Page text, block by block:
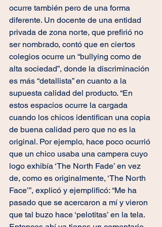
ocurre también pero de una forma
diferente. Un docente de una entidad
privada de zona norte, que prefirió no
ser nombrado, contó que en ciertos
colegios ocurre un “bullying como de
alta sociedad”, donde la discriminación
es más “detallista” en cuanto a la
supuesta calidad del producto. “En
estos espacios ocurre la cargada
cuando los chicos identifican una copia
de buena calidad pero que no es la
original. Por ejemplo, hace poco ocurrió
que un chico usaba una campera cuyo
logo exhibía ‘The North Fade’ en vez
de, como es originalmente, ‘The North
Face’”, explicó y ejemplificó: “Me ha
pasado que se acercaron a mí y vieron
que tal buzo hace ‘pelotitas’ en la tela.